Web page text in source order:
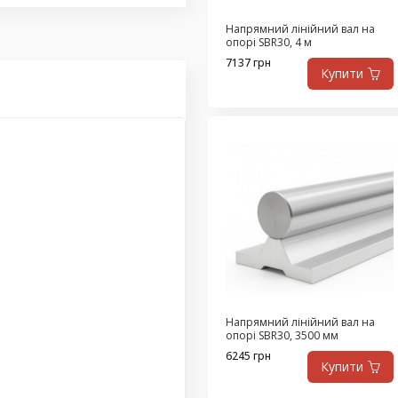
Напрямний лінійний вал на
опорі SBR30, 4 м
7137 грн
Купити
Напрямний лінійний вал на
опорі SBR30, 3500 мм
6245 грн
Купити